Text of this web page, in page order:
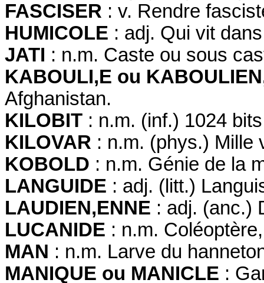
FASCISER : v. Rendre
HUMICOLE : adj. Qui vit
JATI : n.m. Caste ou sous
KABOULI,E ou
Afghanistan.
KILOBIT : n.m. (inf.) 1024
KILOVAR : n.m. (phys.) Mille
KOBOLD : n.m. Génie de la
LANGUIDE : adj. (litt.)
LAUDIEN,ENNE : adj. (anc.)
LUCANIDE : n.m.
MAN : n.m. Larve du
MANIQUE ou MANICLE :